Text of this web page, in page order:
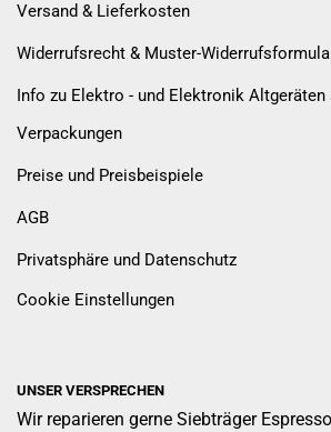
Versand & Lieferkosten
Widerrufsrecht & Muster-
Info zu Elektro - und Elektronik Altgeräten
Verpackungen
Preise und Preisbeispiele
AGB
Privatsphäre und Datenschutz
Cookie Einstellungen
UNSER VERSPRECHEN
Wir reparieren gerne Siebträger